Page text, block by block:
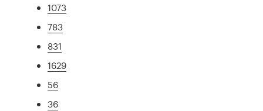
1073
783
831
1629
56
36